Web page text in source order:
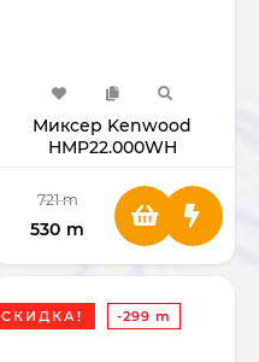
Миксер Kenwood
HMP22.000WH
721 m
530 m
СКИДКА! -299 m